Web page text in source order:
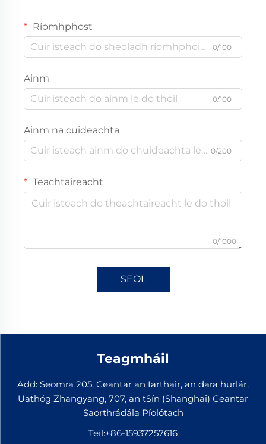
Ríomhphost
0/100
Ainm
0/100
Ainm na cuideachta
0/200
Teachtaireacht
0/1000
SEOL
Teagmháil
Add: Seomra 205, Ceantar an Iarthair, an dara hurlár,
Uathóg Zhangyang, 707, an tSín (Shanghai) Ceantar
Saorthrádála Píolótach
Teil:+86-15937257616